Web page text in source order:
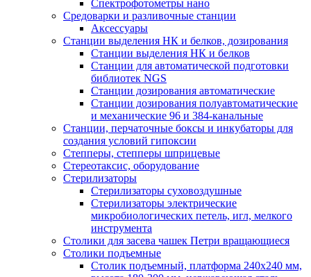
Спектрофотометры нано
Средоварки и разливочные станции
Аксессуары
Станции выделения НК и белков, дозирования
Станции выделения НК и белков
Станции для автоматической подготовки
библиотек NGS
Станции дозирования автоматические
Станции дозирования полуавтоматические
и механические 96 и 384-канальные
Станции, перчаточные боксы и инкубаторы для
создания условий гипоксии
Степперы, степперы шприцевые
Стереотаксис, оборудование
Стерилизаторы
Стерилизаторы суховоздушные
Стерилизаторы электрические
микробиологических петель, игл, мелкого
инструмента
Столики для засева чашек Петри вращающиеся
Столики подъемные
Столик подъемный, платформа 240х240 мм,